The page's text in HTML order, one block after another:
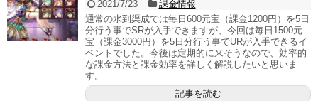
2021/7/23
課金情報
通常の水到渠成では毎日600元宝（課金1200円）を5日
分行う事でSRが入手できますが、今回は毎日1500元
宝（課金3000円）を5日分行う事でURが入手できるイ
ベントでした。今後は定期的に来そうなので、効率的
な課金方法と課金効率を詳しく解説したいと思いま
す。
記事を読む